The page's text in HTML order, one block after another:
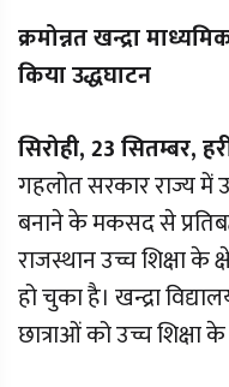
क्रमोन्नत खन्द्रा
किया उद्धघाटन
सिरोही, 23 सितम्बर,
गहलोत सरकार राज्य में
बनाने के मकसद से
राजस्थान उच्च शिक्षा के
हो चुका है। खन्द्रा
छात्राओं को उच्च शिक्षा